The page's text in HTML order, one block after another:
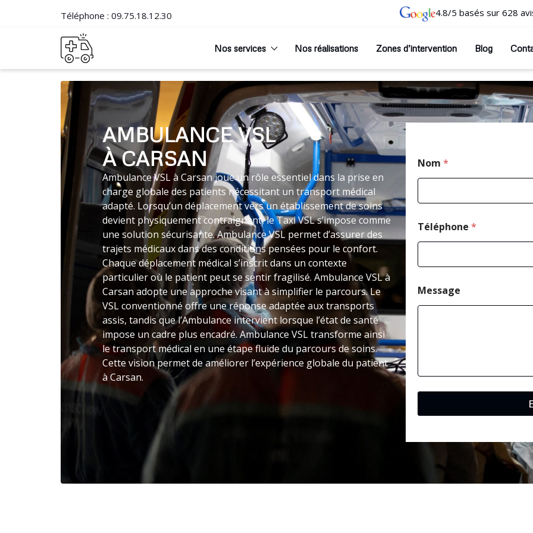
Téléphone : 09.75.18.12.30 4.8/5 basés sur 628
Nos services Nos réalisations Zones d’intervention Blog
AMBULANCE VSL
À CARSAN
Ambulance VSL à Carsan joue un rôle essentiel dans la prise en
charge globale des patients nécessitant un transport médical
adapté. Lorsqu’un déplacement vers un établissement de soins
devient physiquement contraignant, le Taxi VSL s’impose comme
une solution sécurisante. Ambulance VSL permet d’assurer des
trajets médicaux dans des conditions pensées pour le confort.
Chaque déplacement médical s’inscrit dans un contexte
particulier où le patient peut se sentir fragilisé. Ambulance VSL à
Carsan adopte une approche visant à simplifier le parcours. Le
VSL conventionné offre une réponse adaptée aux transports
assis, tandis que l’Ambulance intervient lorsque l’état de santé
impose un cadre plus encadré. Ambulance VSL transforme ainsi
le transport médical en une étape fluide du parcours de soins.
Cette vision permet de améliorer l’expérience globale du patient
à Carsan.
Nom *
Téléphone *
Message